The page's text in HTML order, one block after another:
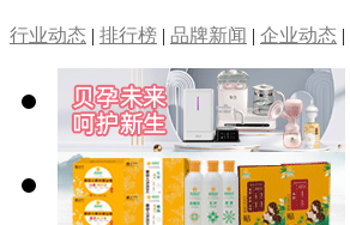
行业动态 | 排行榜 | 品牌新闻 | 企业动态 |